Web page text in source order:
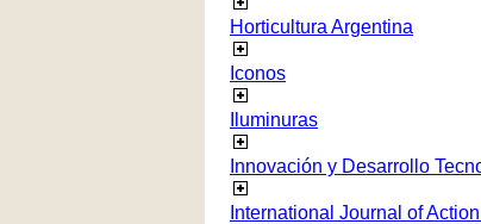
Horticultura Argentina
Iconos
Iluminuras
Innovación y Desarrollo
International Journal of